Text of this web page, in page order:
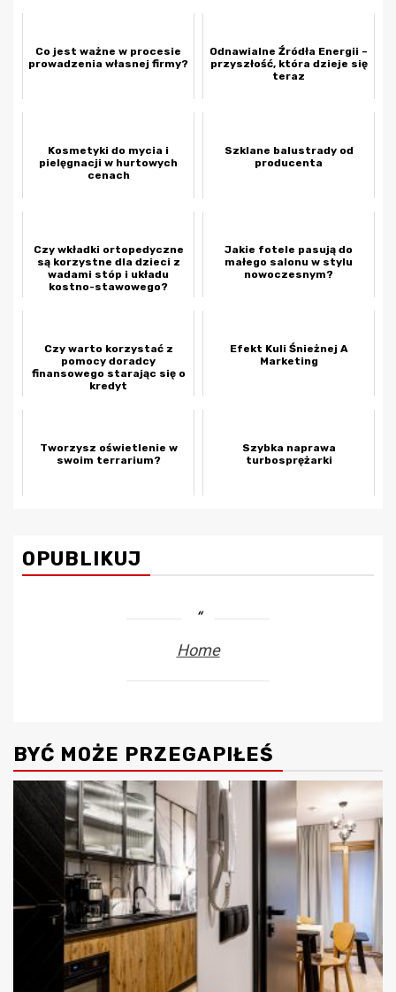
Co jest ważne w procesie
prowadzenia własnej firmy?
Odnawialne Źródła Energii –
przyszłość, która dzieje się
teraz
Kosmetyki do mycia i
pielęgnacji w hurtowych
cenach
Szklane balustrady od
producenta
Czy wkładki ortopedyczne
są korzystne dla dzieci z
wadami stóp i układu
kostno-stawowego?
Jakie fotele pasują do
małego salonu w stylu
nowoczesnym?
Czy warto korzystać z
pomocy doradcy
finansowego starając się o
kredyt
Efekt Kuli Śnieżnej A
Marketing
Tworzysz oświetlenie w
swoim terrarium?
Szybka naprawa
turbosprężarki
OPUBLIKUJ
Home
BYĆ MOŻE PRZEGAPIŁEŚ